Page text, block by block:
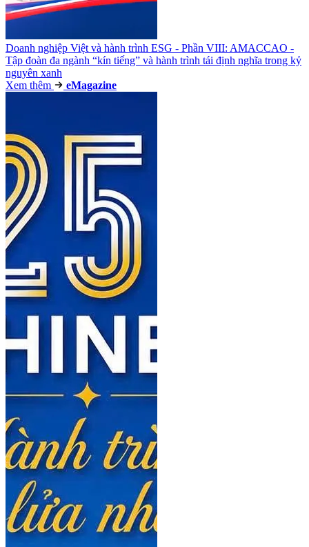
Doanh nghiệp Việt và hành trình ESG - Phần VIII: AMACCAO -
Tập đoàn đa ngành “kín tiếng” và hành trình tái định nghĩa trong kỷ
nguyên xanh
Xem thêm
eMagazine